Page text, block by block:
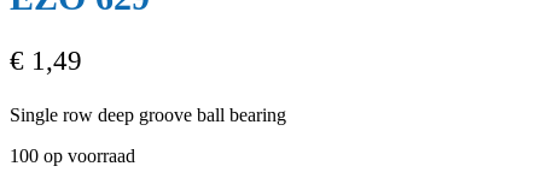
€ 1,49
Single row deep groove ball bearing
100 op voorraad